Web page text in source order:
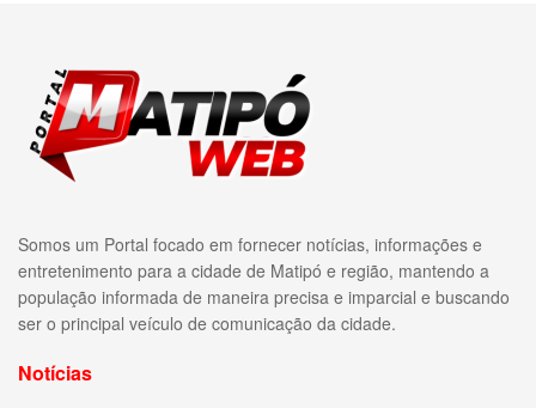
Somos um Portal focado em fornecer notícias, informações e
entretenimento para a cidade de Matipó e região, mantendo a
população informada de maneira precisa e imparcial e buscando
ser o principal veículo de comunicação da cidade.
Notícias